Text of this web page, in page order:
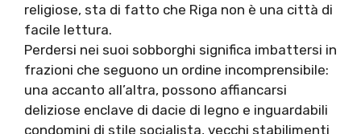
religiose, sta di fatto che Riga non è una città di
facile lettura.
Perdersi nei suoi sobborghi significa imbattersi in
frazioni che seguono un ordine incomprensibile:
una accanto all’altra, possono affiancarsi
deliziose enclave di dacie di legno e inguardabili
condomini di stile socialista, vecchi stabilimenti